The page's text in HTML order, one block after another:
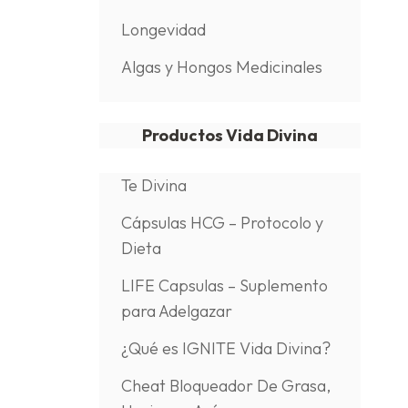
Longevidad
Algas y Hongos Medicinales
Productos Vida Divina
Te Divina
Cápsulas HCG – Protocolo y
Dieta
LIFE Capsulas – Suplemento
para Adelgazar
¿Qué es IGNITE Vida Divina?
Cheat Bloqueador De Grasa,